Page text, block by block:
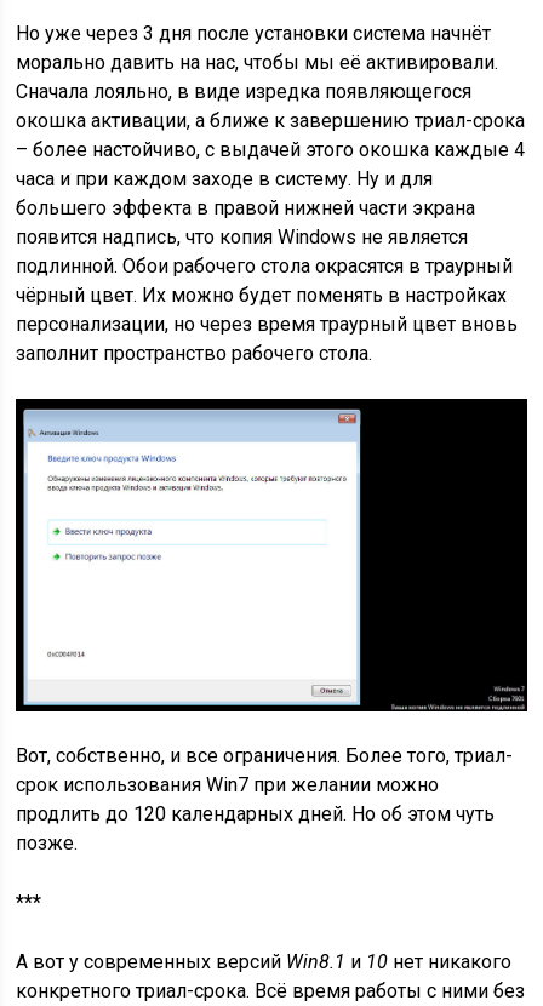
Но уже через 3 дня после установки система начнёт
морально давить на нас, чтобы мы её активировали.
Сначала лояльно, в виде изредка появляющегося
окошка активации, а ближе к завершению триал-срока
– более настойчиво, с выдачей этого окошка каждые 4
часа и при каждом заходе в систему. Ну и для
большего эффекта в правой нижней части экрана
появится надпись, что копия Windows не является
подлинной. Обои рабочего стола окрасятся в траурный
чёрный цвет. Их можно будет поменять в настройках
персонализации, но через время траурный цвет вновь
заполнит пространство рабочего стола.
Вот, собственно, и все ограничения. Более того, триал-
срок использования Win7 при желании можно
продлить до 120 календарных дней. Но об этом чуть
позже.
***
А вот у современных версий Win8.1 и 10 нет никакого
конкретного триал-срока. Всё время работы с ними без